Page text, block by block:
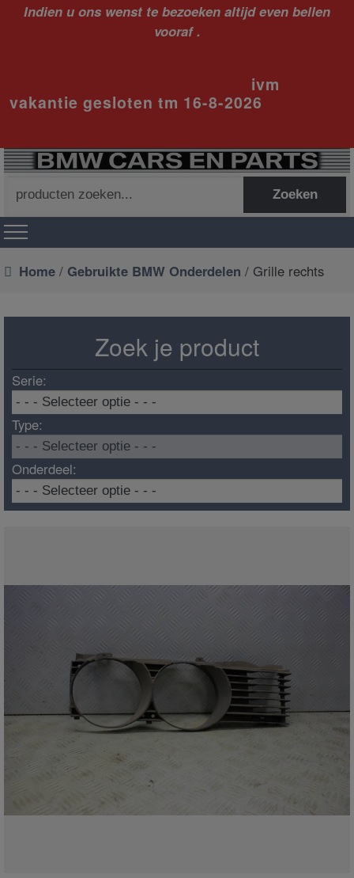
Indien u ons wenst te bezoeken altijd even bellen
vooraf .
ivm
vakantie gesloten tm 16-8-2026
naar:
Zoeken
Home / Gebruikte BMW Onderdelen / Grille rechts
Zoek je product
Serie:
Type:
Onderdeel: